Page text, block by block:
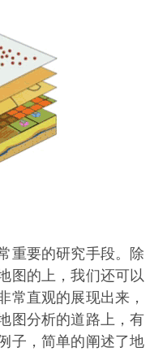
重要的研究手段。除
图的上，我们还可以
常直观的展现出来，
图分析的道路上，有
子，简单的阐述了地